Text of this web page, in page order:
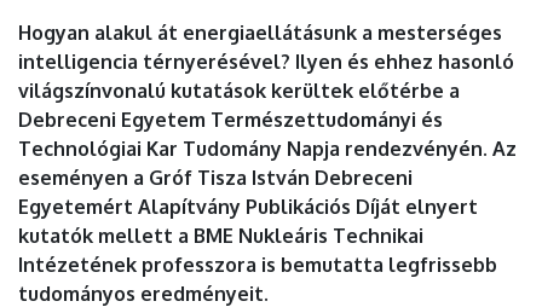
Hogyan alakul át energiaellátásunk a mesterséges
intelligencia térnyerésével? Ilyen és ehhez hasonló
világszínvonalú kutatások kerültek előtérbe a
Debreceni Egyetem Természettudományi és
Technológiai Kar Tudomány Napja rendezvényén. Az
eseményen a Gróf Tisza István Debreceni
Egyetemért Alapítvány Publikációs Díját elnyert
kutatók mellett a BME Nukleáris Technikai
Intézetének professzora is bemutatta legfrissebb
tudományos eredményeit.